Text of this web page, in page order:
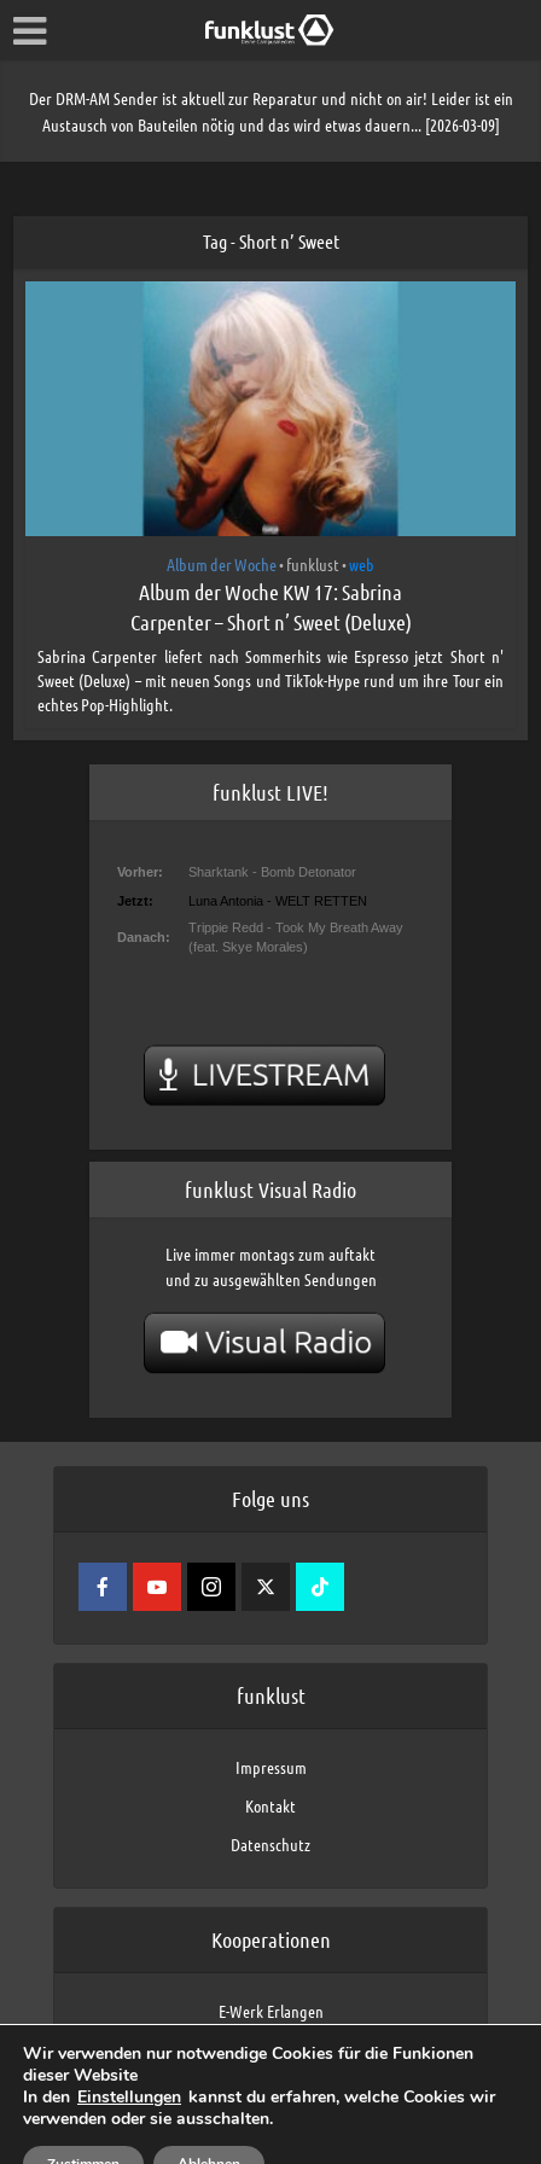
Der DRM-AM Sender ist aktuell zur Reparatur und nicht on air! Leider ist ein
Austausch von Bauteilen nötig und das wird etwas dauern... [2026-03-09]
Tag - Short n’ Sweet
Album der Woche•funklust•web
Album der Woche KW 17: Sabrina
Carpenter – Short n’ Sweet (Deluxe)
Sabrina Carpenter liefert nach Sommerhits wie Espresso jetzt Short n'
Sweet (Deluxe) – mit neuen Songs und TikTok-Hype rund um ihre Tour ein
echtes Pop-Highlight.
funklust LIVE!
funklust Visual Radio
Live immer montags zum auftakt
und zu ausgewählten Sendungen
Folge uns
funklust
Impressum
Kontakt
Datenschutz
Kooperationen
E-Werk Erlangen
Fraunhofer IIS
max neo (AFK max)
Wir verwenden nur notwendige Cookies für die Funkionen
dieser Website
In den Einstellungen kannst du erfahren, welche Cookies wir
verwenden oder sie ausschalten.